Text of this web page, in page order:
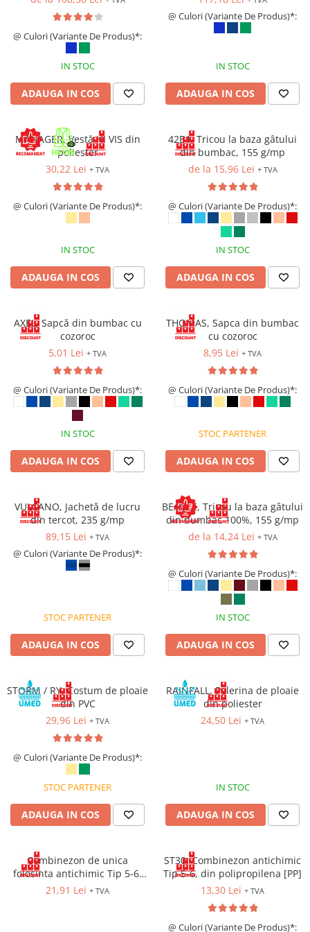
Costume | Combinezoane
Impermeabile
Pantaloni Impermeabili
Pelerine | Jachete Impermeabile
Imbracaminte TERMOIZOLANTĂ
Pantaloni Termoizolanti
Costume | Combinezoane
Termoizolante
Veste Termoizolante
(HI-VIS)
Pantaloni si salopete reflectorizante
(HI-VIS)
Costume reflectorizante (HI-VIS)
Veste reflectorizante (HI-VIS)
Tricouri si bluze reflectorizante (HI-
Fesuri, capisoane si sepci
reflectorizante (HI-VIS)
Îmbrăcăminte ANTICHIMICĂ |
MULTIRISC
Costume | Combinezoane
Halate | Sorturi Antichimice |
Multirisc
Jachete | Bluze Antichimice |
Multirisc
Pantaloni Antichimici | Multirisc
Jambiere Ignifuge
Cagule | Capisoane Ignifuge
Costume | Combinezoane Ignifuge
Mânecuțe Ignifuge
Pantaloni Ignifugi
Sorturi ignifuge
ÎNCĂLȚĂMINTE
Pantofi
Pantofi outdoor
Pantofi de lucru O1
Pantofi de lucru O2
Pantofi de protecție OB
Pantofi de protecție SB
Pantofi de protecție S1P
@ Culori (Variante De Produs)*:
IN STOC
ADAUGA IN COS
@ Culori (Variante De Produs)*:
IN STOC
ADAUGA IN COS
MANAGER, Vestă HI VIS din
poliester
30,22 Lei + TVA
@ Culori (Variante De Produs)*:
IN STOC
ADAUGA IN COS
42B1, Tricou la baza gâtului
din bumbac, 155 g/mp
de la 15,96 Lei + TVA
@ Culori (Variante De Produs)*:
IN STOC
ADAUGA IN COS
AXEL, Sapcă din bumbac cu
cozoroc
5,01 Lei + TVA
@ Culori (Variante De Produs)*:
IN STOC
ADAUGA IN COS
THOMAS, Sapca din bumbac
cu cozoroc
8,95 Lei + TVA
@ Culori (Variante De Produs)*:
STOC PARTENER
ADAUGA IN COS
VULCANO, Jachetă de lucru
din tercot, 235 g/mp
89,15 Lei + TVA
@ Culori (Variante De Produs)*:
STOC PARTENER
ADAUGA IN COS
BEAGLE, Tricou la baza gâtului
din bumbac 100%, 155 g/mp
de la 14,24 Lei + TVA
@ Culori (Variante De Produs)*:
IN STOC
ADAUGA IN COS
STORM / RY, Costum de ploaie
din PVC
29,96 Lei + TVA
@ Culori (Variante De Produs)*:
STOC PARTENER
ADAUGA IN COS
RAINFALL, Pelerina de ploaie
din poliester
24,50 Lei + TVA
IN STOC
ADAUGA IN COS
Combinezon de unica
folosinta antichimic Tip 5-6,
din polipropilena [PP], cu
21,91 Lei + TVA
ST30, Combinezon antichimic
Tip 5-6, din polipropilena [PP]
13,30 Lei + TVA
@ Culori (Variante De Produs)*: